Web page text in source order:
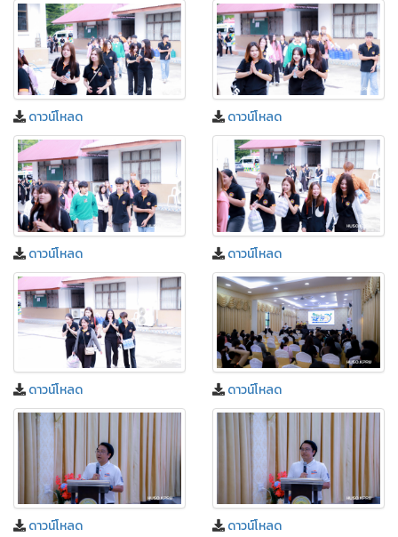
ดาวน์โหลด ดาวน์โหลด
ดาวน์โหลด ดาวน์โหลด
ดาวน์โหลด ดาวน์โหลด
ดาวน์โหลด ดาวน์โหลด